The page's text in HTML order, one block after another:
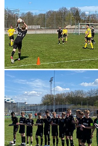
KLÄDBESTÄLLNING
SPONSORER
KLUBBMAGASIN
NATIONELLA SPELFORMER
PROVTRÄNING
SKADEBEHANDLING